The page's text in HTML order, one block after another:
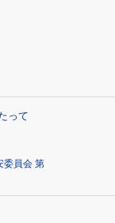
って
委員会 第